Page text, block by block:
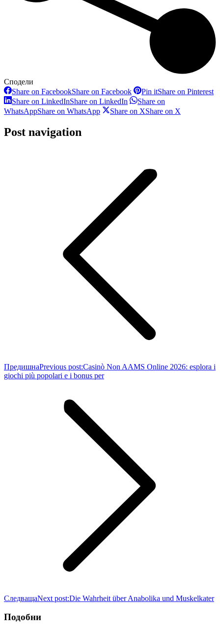
Сподели
Share on FacebookShare on Facebook Pin itShare on Pinterest
Share on LinkedInShare on LinkedIn
Share on
WhatsAppShare on WhatsApp Share on XShare on X
Post navigation
ПредишнаPrevious post:Casinò Non AAMS Online 2026: esplora i
giochi più popolari e i bonus per
СледващаNext post:Die Wahrheit über Anabolika und Muskelkater
Подобни